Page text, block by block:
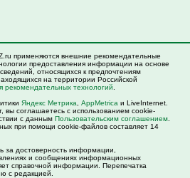
применяются внешние рекомендательные
предоставления информации на основе
относящихся к предпочтениям
на территории Российской
рекомендательных технологий
Яндекс Метрика AppMetrica и LiveInternet.
вы соглашаетесь с использованием cookie-
с данным Пользовательским соглашением
при помощи cookie-файлов составляет 14
за достоверность информации,
и сообщениях информационных
справочной информации. Перепечатка
с редакцией.